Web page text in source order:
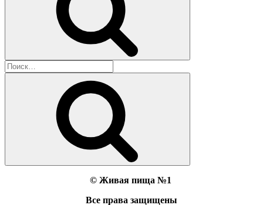
Искать:
© Живая пища №1
Все права защищены